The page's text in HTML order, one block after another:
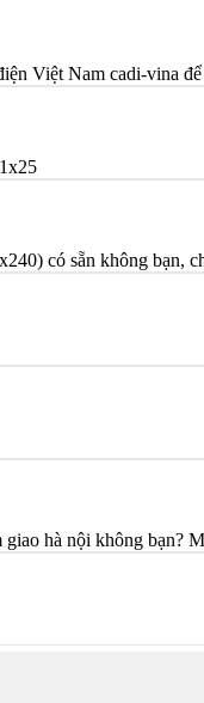
Việt Nam cadi-vina
có sẵn không bạn,
hà nội không bạn?